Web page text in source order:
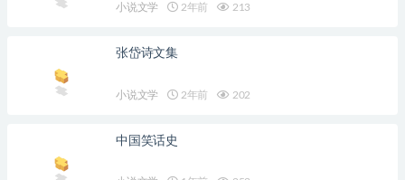
小说文学 2年前 213
张岱诗文集
小说文学 2年前 202
中国笑话史